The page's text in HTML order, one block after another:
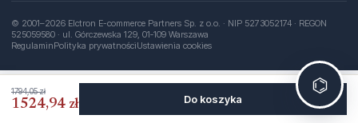
1794,05 zł
1524,94 zł Do koszyka
© 2001–2026 Elctron E-commerce Partners Sp. z o.o. · NIP 5273052174 · REGON
525059580 · ul. Górczewska 129, 01‑109 Warszawa
RegulaminPolityka prywatnościUstawienia cookies
⌬